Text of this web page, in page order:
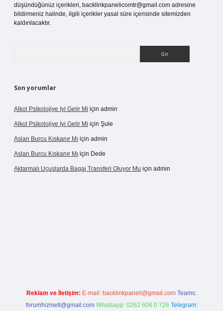
düşündüğünüz içerikleri, backlinkpanelicomtr@gmail.com adresine
bildirmeniz halinde, ilgili içerikler yasal süre içerisinde sitemizden
kaldırılacaktır.
Son yorumlar
Alkol Psikolojiye Iyi Gelir Mi için admin
Alkol Psikolojiye Iyi Gelir Mi için Şule
Aslan Burcu Kıskanır Mı için admin
Aslan Burcu Kıskanır Mı için Dede
Aktarmalı Uçuşlarda Bagaj Transferi Oluyor Mu için admin
Reklam ve İletişim: E-mail: backlinkpaneli@gmail.com Teams:
forumhizmeti@gmail.com Whatsapp: 0262 606 0 726 Telegram: